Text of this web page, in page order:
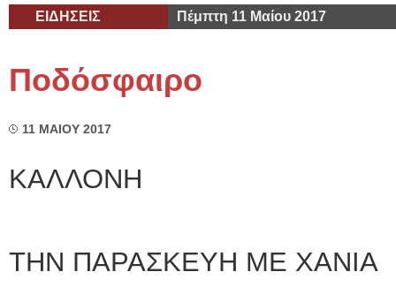
ΕΙΔΗΣΕΙΣ Πέμπτη 11 Μαίου 2017
Ποδόσφαιρο
11 ΜΑΙΟΥ 2017
ΚΑΛΛΟΝΗ
ΤΗΝ ΠΑΡΑΣΚΕΥΗ ΜΕ ΧΑΝΙΑ